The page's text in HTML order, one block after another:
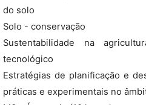
do solo
Solo - conservação
Sustentabilidade na
tecnológico
Estratégias de planificação e
práticas e experimentais no